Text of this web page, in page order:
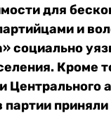
для
и
социально
Кроме
Центрального
партии